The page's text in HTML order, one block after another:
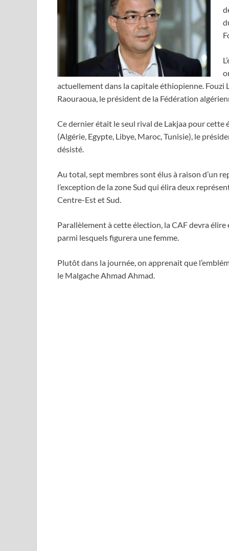
actuellement dans la capitale éthiopienne.
Raouraoua, le président de la Fédération
Ce dernier était le seul rival de Lakjaa pour
(Algérie, Egypte, Libye, Maroc, Tunisie), le
désisté.
Au total, sept membres sont élus à raison d’un
l’exception de la zone Sud qui élira deux
Centre-Est et Sud.
Parallèlement à cette élection, la CAF devra
parmi lesquels figurera une femme.
Plutôt dans la journée, on apprenait que
le Malgache Ahmad Ahmad.